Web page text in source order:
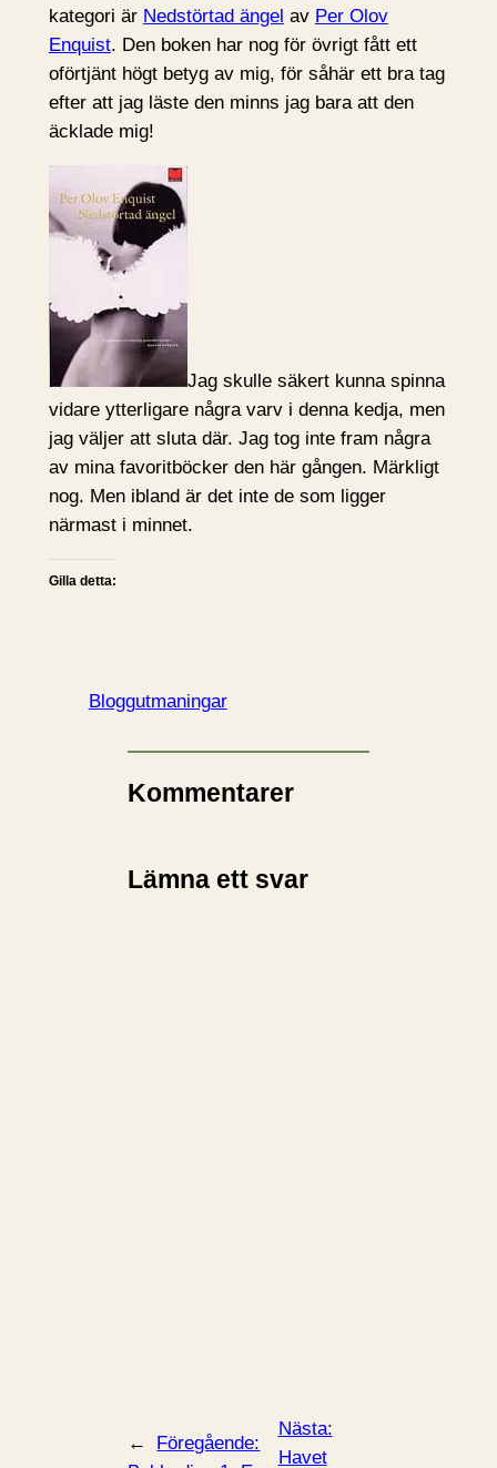
kategori är Nedstörtad ängel av Per Olov
Enquist. Den boken har nog för övrigt fått ett
oförtjänt högt betyg av mig, för såhär ett bra tag
efter att jag läste den minns jag bara att den
äcklade mig!
Jag skulle säkert kunna spinna
vidare ytterligare några varv i denna kedja, men
jag väljer att sluta där. Jag tog inte fram några
av mina favoritböcker den här gången. Märkligt
nog. Men ibland är det inte de som ligger
närmast i minnet.
Gilla detta:
Bloggutmaningar
Kommentarer
Lämna ett svar
←
Föregående:
Nästa:
Havet